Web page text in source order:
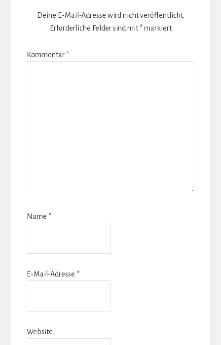
Deine E-Mail-Adresse wird nicht veröffentlicht.
Erforderliche Felder sind mit*markiert
Kommentar *
Name *
E-Mail-Adresse *
Website